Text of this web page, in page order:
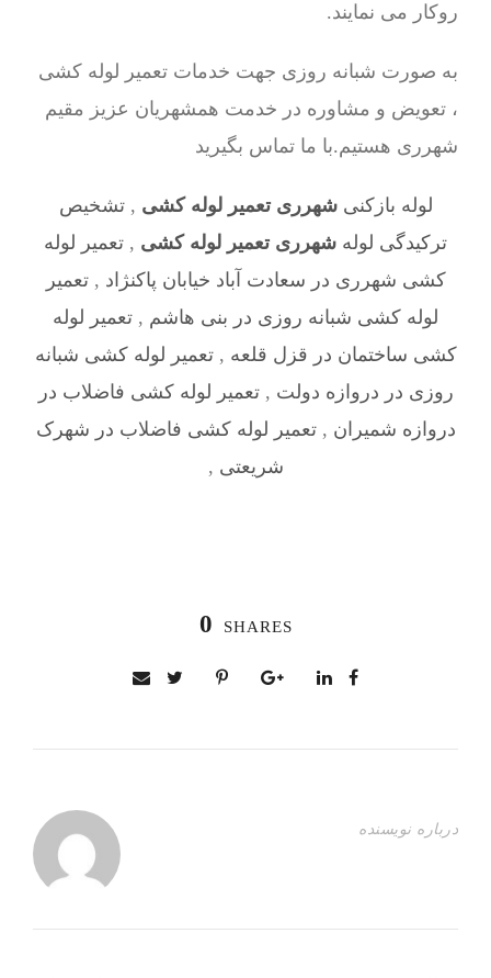
روکار می نمایند.
به صورت شبانه روزی جهت خدمات تعمیر لوله کشی
، تعویض و مشاوره در خدمت همشهریان عزیز مقیم
شهرری هستیم.با ما تماس بگیرید
لوله بازکنیشهرری تعمیر لوله کشی ,تشخیص
ترکیدگی لوله شهرری تعمیر لوله کشی , تعمیر لوله
کشی شهرری در سعادت آباد خیابان پاکنژاد ,تعمیر
لوله کشی شبانه روزی در بنی هاشم , تعمیر لوله
کشی ساختمان در قزل قلعه ,تعمیر لوله کشی شبانه
روزی در دروازه دولت ,تعمیر لوله کشی فاضلاب در
دروازه شمیران ,تعمیر لوله کشی فاضلاب در شهرک
شریعتی ,
0 SHARES
درباره نویسنده